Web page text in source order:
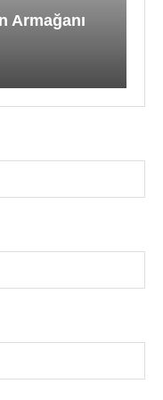
Armağanı